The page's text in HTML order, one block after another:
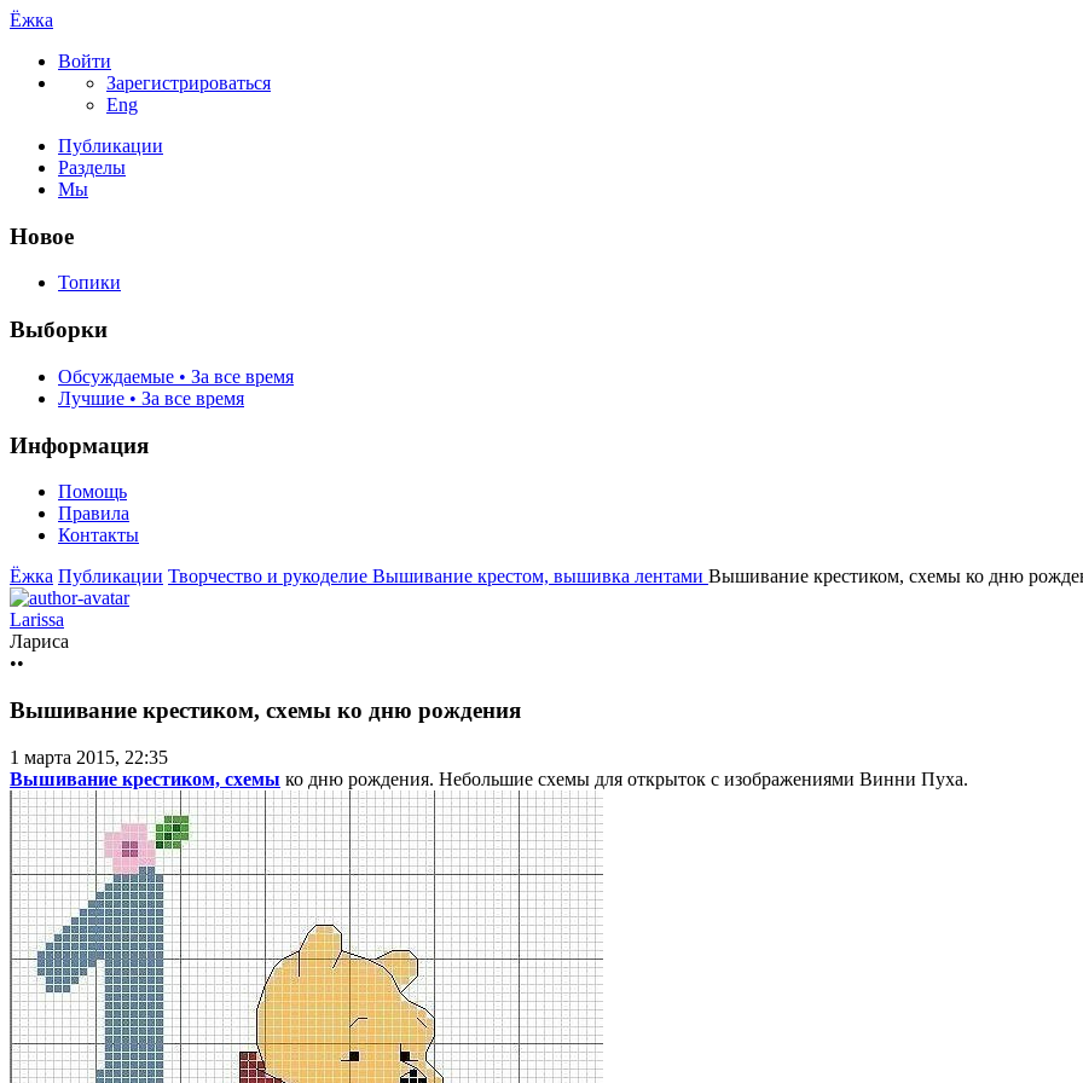
Ёжка
Войти
Зарегистрироваться
Eng
Публикации
Разделы
Мы
Новое
Топики
Выборки
Обсуждаемые • За все время
Лучшие • За все время
Информация
Помощь
Правила
Контакты
Ёжка Публикации Творчество и рукоделие Вышивание крестом, вышивка лентами Вышивание крестиком, схемы ко дню
Larissa
Лариса
••
Вышивание крестиком, схемы ко дню рождения
1 марта 2015, 22:35
Вышивание крестиком, схемы ко дню рождения. Небольшие схемы для открыток с изображениями Винни Пуха.